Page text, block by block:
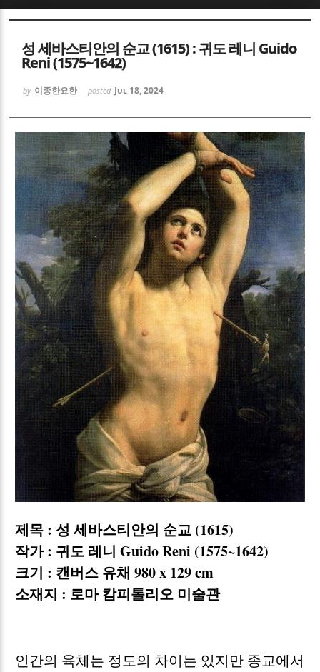
성 세바스티안의 순교 (1615) : 귀도 레니 Guido
Reni (1575~1642)
by 이종한요한 posted Jul 18, 2024
제목 : 성 세바스티안의 순교 (1615)
작가: 귀도 레니Guido Reni (1575~1642)
크기 : 캔버스 유채980 x 129 cm
소재지 : 로마 캄피톨리오 미술관
인간의 육체는 정도의 차이는 있지만 종교에서
Sketchbook5, 스케치북5
Sketchbook5, 스케치북5
Sketchbook5, 스케치북5
Sketchbook5, 스케치북5